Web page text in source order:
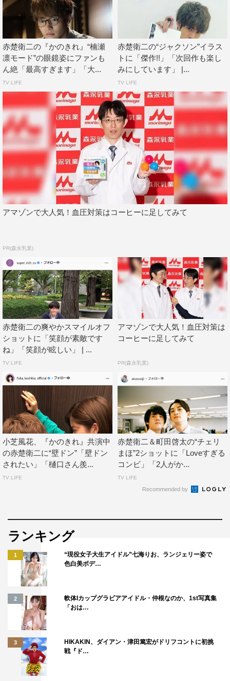
赤楚衛二の『かのきれ』“楠瀬
凛モード”の眼鏡姿にファンも
ん絶「最高すぎます」「大...
TV LIFE
赤楚衛二の“ジャクソン”イラス
トに「傑作!!」「次回作も楽し
みにしています」 |...
TV LIFE
アマゾンで大人気！血圧対策はコーヒーに足してみて
PR(森永乳業)
赤楚衛二の爽やかスマイルオフ
ショットに「笑顔が素敵です
ね」「笑顔が眩しい」 | ...
TV LIFE
アマゾンで大人気！血圧対策は
コーヒーに足してみて
PR(森永乳業)
小芝風花、『かのきれ』共演中
の赤楚衛二に“壁ドン”「壁ドン
されたい」「樋口さん羨...
TV LIFE
赤楚衛二＆町田啓太の“チェリ
まほ”2ショットに「Loveすぎる
コンビ」「2人がか...
TV LIFE
Recommended by
ランキング
1
“現役女子大生アイドル”七海りお、ランジェリー姿で
色白美ボデ…
2
軟体Iカップグラビアアイドル・仲根なのか、1st写真集
「おは…
3
HIKAKIN、ダイアン・津田篤宏がドリフコントに初挑
戦『ド…